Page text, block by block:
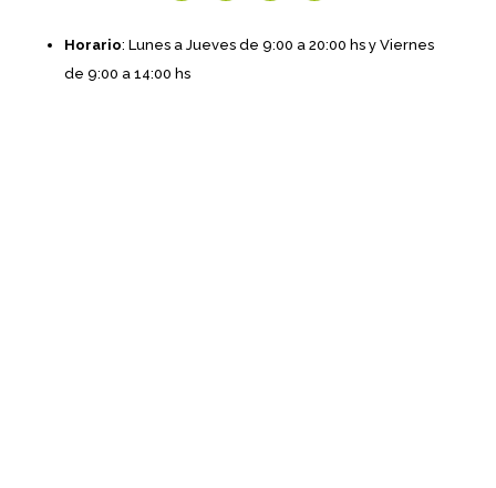
Horario: Lunes a Jueves de 9:00 a 20:00 hs y Viernes
de 9:00 a 14:00 hs